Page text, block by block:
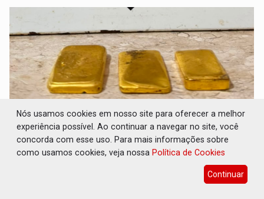
AÇÃO CONJUNTA: Forças policiais
Nós usamos cookies em nosso site para oferecer a melhor
experiência possível. Ao continuar a navegar no site, você
concorda com esse uso. Para mais informações sobre
como usamos cookies, veja nossa Política de Cookies
Continuar